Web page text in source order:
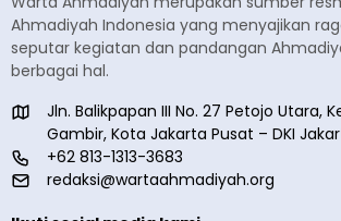
Ahmadiyah Indonesia yang menyajikan
seputar kegiatan dan pandangan
berbagai hal.
Jln. Balikpapan III No. 27 Petojo Utara,
Gambir, Kota Jakarta Pusat – DKI
+62 813-1313-3683
redaksi@wartaahmadiyah.org